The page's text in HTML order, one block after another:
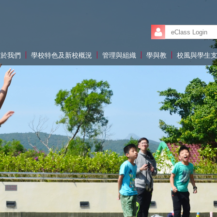
我們 學校特色及新校概況 管理與組織 學與教 校風與學生